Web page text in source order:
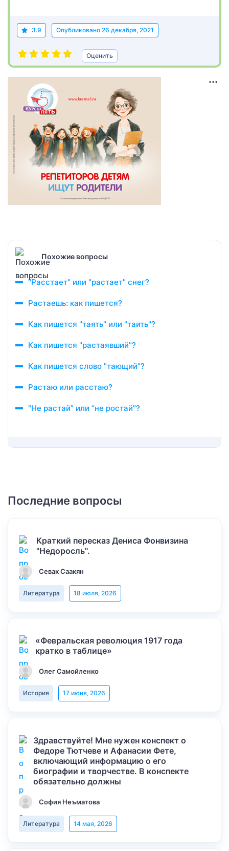
3.9 Опубликовано 26 декабря, 2021
Оценить
Похожие вопросы
"Расстает" или "растает" снег?
Растаешь: как пишется?
Как пишется "таять" или "таить"?
Как пишется "растаявший"?
Как пишется слово "тающий"?
Растаю или расстаю?
“Не растай” или “не ростай”?
Последние вопросы
Краткий пересказ Дениса Фонвизина
"Недоросль".
Севак Саакян
Литература 18 июля, 2026
«Февральская революция 1917 года
кратко в таблице»
Олег Самойленко
История 17 июня, 2026
Здравствуйте! Мне нужен конспект о
Федоре Тютчеве и Афанасии Фете,
включающий информацию о его
биографии и творчестве. В конспекте
обязательно должны
София Неъматова
Литература 14 мая, 2026